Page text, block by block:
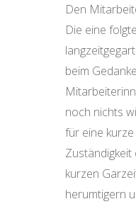
Den
Die eine
beim
noch nichts
für eine
kurzen
herumtigern